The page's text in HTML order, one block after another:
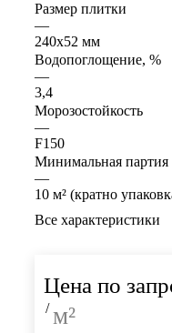
Размер плитки
—
240x52 мм
Водопоглощение, %
—
3,4
Морозостойкость
—
F150
Минимальная партия
—
10 м² (кратно
Все характеристики
Цена по
/ м²